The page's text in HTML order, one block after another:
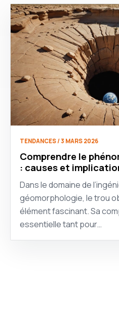
TENDANCES / 3 MARS 2026
Comprendre le
: causes et
Dans le domaine de
géomorphologie, le trou
élément fascinant. Sa
essentielle tant pour…